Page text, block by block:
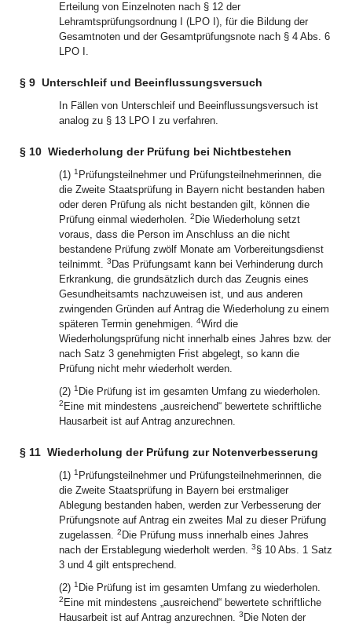
Erteilung von Einzelnoten nach § 12 der
Lehramtsprüfungsordnung I (LPO I), für die Bildung der
Gesamtnoten und der Gesamtprüfungsnote nach § 4 Abs. 6
LPO I.
§ 9 Unterschleif und Beeinflussungsversuch
In Fällen von Unterschleif und Beeinflussungsversuch ist
analog zu § 13 LPO I zu verfahren.
§ 10 Wiederholung der Prüfung bei Nichtbestehen
(1) 1 Prüfungsteilnehmer und Prüfungsteilnehmerinnen, die
die Zweite Staatsprüfung in Bayern nicht bestanden haben
oder deren Prüfung als nicht bestanden gilt, können die
Prüfung einmal wiederholen. 2 Die Wiederholung setzt
voraus, dass die Person im Anschluss an die nicht
bestandene Prüfung zwölf Monate am Vorbereitungsdienst
teilnimmt. 3 Das Prüfungsamt kann bei Verhinderung durch
Erkrankung, die grundsätzlich durch das Zeugnis eines
Gesundheitsamts nachzuweisen ist, und aus anderen
zwingenden Gründen auf Antrag die Wiederholung zu einem
späteren Termin genehmigen. 4Wird die
Wiederholungsprüfung nicht innerhalb eines Jahres bzw. der
nach Satz 3 genehmigten Frist abgelegt, so kann die
Prüfung nicht mehr wiederholt werden.
(2) 1 Die Prüfung ist im gesamten Umfang zu wiederholen.
2 Eine mit mindestens „ausreichend“ bewertete schriftliche
Hausarbeit ist auf Antrag anzurechnen.
§ 11 Wiederholung der Prüfung zur Notenverbesserung
(1) 1 Prüfungsteilnehmer und Prüfungsteilnehmerinnen, die
die Zweite Staatsprüfung in Bayern bei erstmaliger
Ablegung bestanden haben, werden zur Verbesserung der
Prüfungsnote auf Antrag ein zweites Mal zu dieser Prüfung
zugelassen. 2 Die Prüfung muss innerhalb eines Jahres
nach der Erstablegung wiederholt werden. 3§ 10 Abs. 1 Satz
3 und 4 gilt entsprechend.
(2) 1 Die Prüfung ist im gesamten Umfang zu wiederholen.
2 Eine mit mindestens „ausreichend“ bewertete schriftliche
Hausarbeit ist auf Antrag anzurechnen. 3 Die Noten der